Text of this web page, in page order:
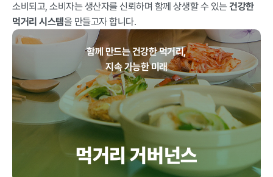
농가소식
공지사항 안전성관리
안전성검사
결과
자료실
교육안내 활동사진
소비되고, 소비자는 생산자를 신뢰하며 함께 상생할 수 있는건강한
먹거리 시스템을 만들고자 합니다.
함께 만드는 건강한 먹거리,
지속 가능한 미래
먹거리 거버넌스